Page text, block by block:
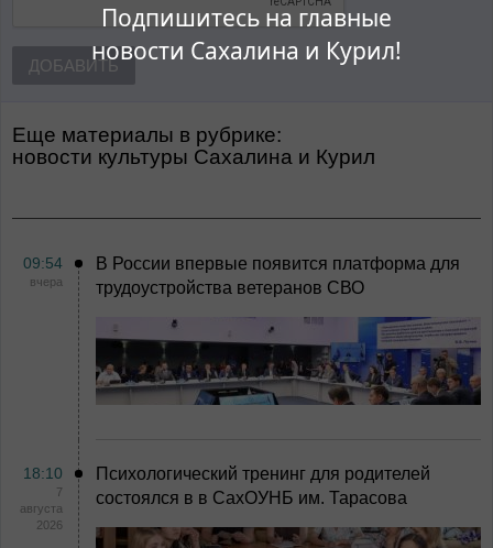
Подпишитесь на главные
новости Сахалина и Курил!
ДОБАВИТЬ
Еще материалы в рубрике:
Новости культуры Сахалина и Курил
09:54
вчера
В России впервые появится платформа для
трудоустройства ветеранов СВО
18:10
7
августа
2026
Психологический тренинг для родителей
состоялся в в СахОУНБ им. Тарасова